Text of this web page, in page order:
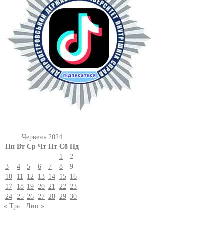
Червень 2024
Пн Вт Ср Чт Пт Сб Нд
1
2
3
4 5 6 7 8
9
10
11 12 13 14 15 16
17
18 19 20 21 22 23
24 25 26 27 28 29 30
« Тра
Лип »